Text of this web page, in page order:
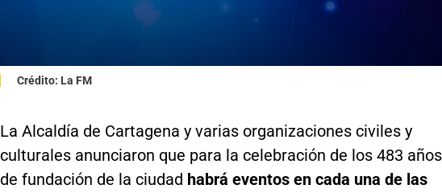
Crédito: La FM
La Alcaldía de Cartagena y varias organizaciones civiles y
culturales anunciaron que para la celebración de los 483 años
de fundación de la ciudad habrá eventos en cada una de las